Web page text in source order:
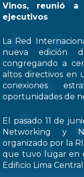
Vinos, reunió
ejecutivos
La Red
nueva edición
congregando a
altos directivos en
conexiones
oportunidades de
El pasado 11 de
Networking y
organizado por la
que tuvo lugar en
Edificio Lima